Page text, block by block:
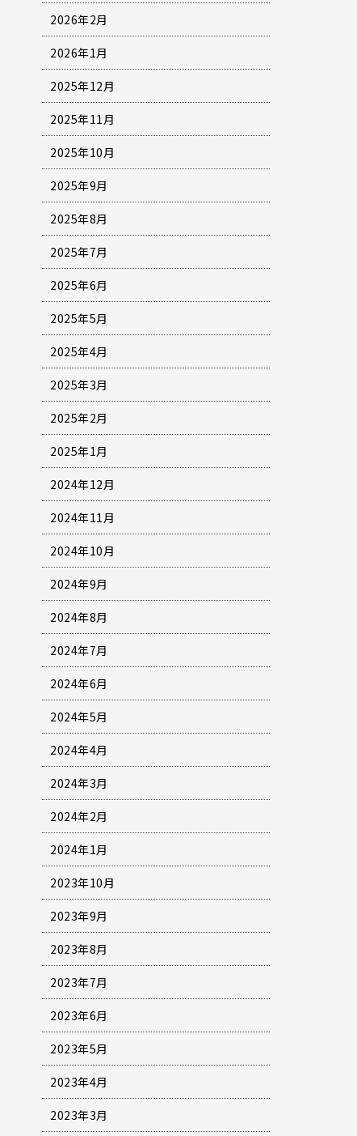
2026年2月
2026年1月
2025年12月
2025年11月
2025年10月
2025年9月
2025年8月
2025年7月
2025年6月
2025年5月
2025年4月
2025年3月
2025年2月
2025年1月
2024年12月
2024年11月
2024年10月
2024年9月
2024年8月
2024年7月
2024年6月
2024年5月
2024年4月
2024年3月
2024年2月
2024年1月
2023年10月
2023年9月
2023年8月
2023年7月
2023年6月
2023年5月
2023年4月
2023年3月